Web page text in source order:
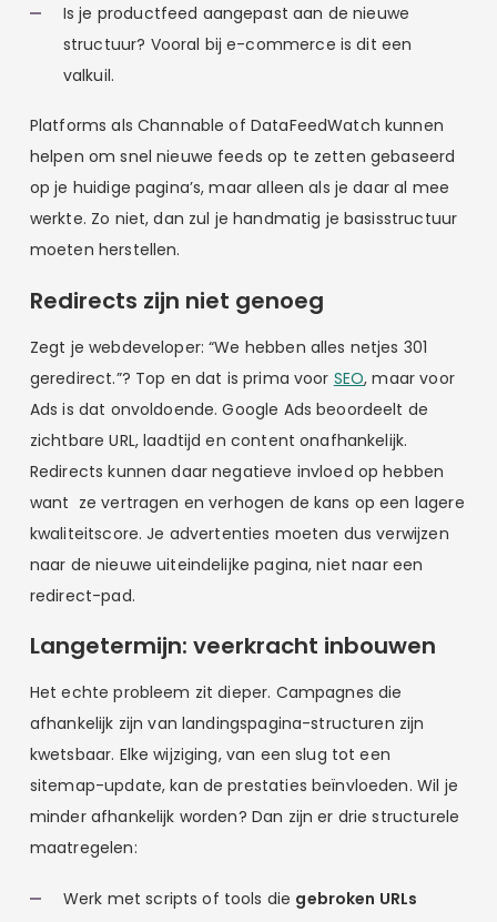
Is je productfeed aangepast aan de nieuwe
structuur? Vooral bij e-commerce is dit een
valkuil.
Platforms als Channable of DataFeedWatch kunnen
helpen om snel nieuwe feeds op te zetten gebaseerd
op je huidige pagina’s, maar alleen als je daar al mee
werkte. Zo niet, dan zul je handmatig je basisstructuur
moeten herstellen.
Redirects zijn niet genoeg
Zegt je webdeveloper: “We hebben alles netjes 301
geredirect.”? Top en dat is prima voor SEO, maar voor
Ads is dat onvoldoende. Google Ads beoordeelt de
zichtbare URL, laadtijd en content onafhankelijk.
Redirects kunnen daar negatieve invloed op hebben
want ze vertragen en verhogen de kans op een lagere
kwaliteitscore. Je advertenties moeten dus verwijzen
naar de nieuwe uiteindelijke pagina, niet naar een
redirect-pad.
Langetermijn: veerkracht inbouwen
Het echte probleem zit dieper. Campagnes die
afhankelijk zijn van landingspagina-structuren zijn
kwetsbaar. Elke wijziging, van een slug tot een
sitemap-update, kan de prestaties beïnvloeden. Wil je
minder afhankelijk worden? Dan zijn er drie structurele
maatregelen:
Werk met scripts of tools die gebroken URLs